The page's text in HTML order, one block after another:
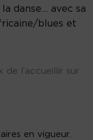
danse… avec sa
blues et
l’accueillir sur
en vigueur.